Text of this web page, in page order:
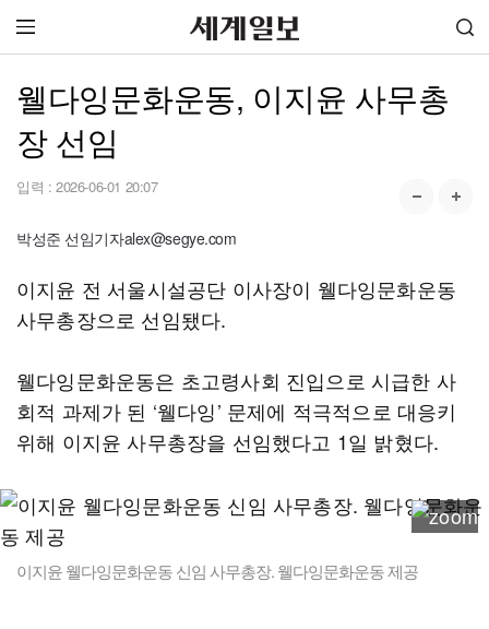
웰다잉문화운동, 이지윤 사무총
장 선임
입력 : 2026-06-01 20:07
박성준 선임기자alex@segye.com
이지윤 전 서울시설공단 이사장이 웰다잉문화운동
사무총장으로 선임됐다.
웰다잉문화운동은 초고령사회 진입으로 시급한 사
회적 과제가 된 ‘웰다잉’ 문제에 적극적으로 대응키
위해 이지윤 사무총장을 선임했다고 1일 밝혔다.
이지윤 웰다잉문화운동 신임 사무총장. 웰다잉문화운동 제공